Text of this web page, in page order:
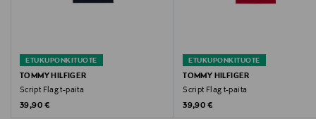
Egypti
Valmistajan tuotenumero
MW0MW33691
ETUKUPONKITUOTE
TOMMY HILFIGER
Script Flag t-paita
Original Price
39,90 €
ETUKUPONKITUOTE
TOMMY HILFIGER
Script Flag t-paita
Original Price
39,90 €